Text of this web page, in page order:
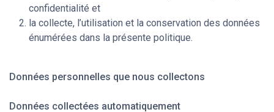
confidentialité et
la collecte, l’utilisation et la conservation des données
énumérées dans la présente politique.
Données personnelles que nous collectons
Données collectées automatiquement